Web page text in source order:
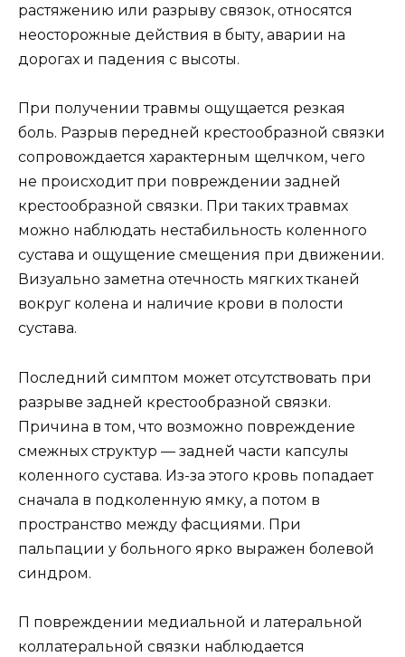
растяжению или разрыву связок, относятся
неосторожные действия в быту, аварии на
дорогах и падения с высоты.
При получении травмы ощущается резкая
боль. Разрыв передней крестообразной связки
сопровождается характерным щелчком, чего
не происходит при повреждении задней
крестообразной связки. При таких травмах
можно наблюдать нестабильность коленного
сустава и ощущение смещения при движении.
Визуально заметна отечность мягких тканей
вокруг колена и наличие крови в полости
сустава.
Последний симптом может отсутствовать при
разрыве задней крестообразной связки.
Причина в том, что возможно повреждение
смежных структур — задней части капсулы
коленного сустава. Из-за этого кровь попадает
сначала в подколенную ямку, а потом в
пространство между фасциями. При
пальпации у больного ярко выражен болевой
синдром.
П повреждении медиальной и латеральной
коллатеральной связки наблюдается